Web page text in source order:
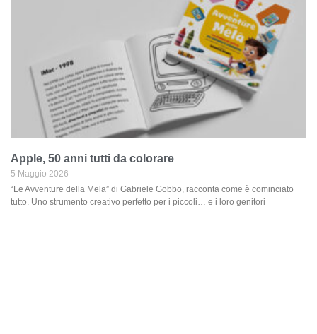
Apple, 50 anni tutti da colorare
5 Maggio 2026
“Le Avventure della Mela” di Gabriele Gobbo, racconta come è cominciato
tutto. Uno strumento creativo perfetto per i piccoli… e i loro genitori